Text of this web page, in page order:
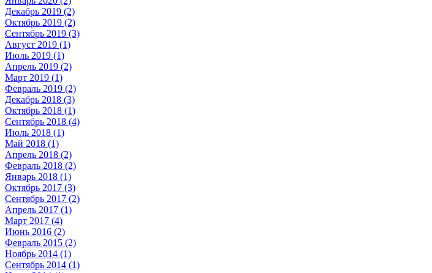
Декабрь 2019 (2)
Октябрь 2019 (2)
Сентябрь 2019 (3)
Август 2019 (1)
Июль 2019 (1)
Апрель 2019 (2)
Март 2019 (1)
Февраль 2019 (2)
Декабрь 2018 (3)
Октябрь 2018 (1)
Сентябрь 2018 (4)
Июль 2018 (1)
Май 2018 (1)
Апрель 2018 (2)
Февраль 2018 (2)
Январь 2018 (1)
Октябрь 2017 (3)
Сентябрь 2017 (2)
Апрель 2017 (1)
Март 2017 (4)
Июнь 2016 (2)
Февраль 2015 (2)
Ноябрь 2014 (1)
Сентябрь 2014 (1)